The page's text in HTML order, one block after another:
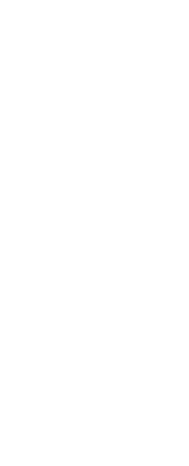
Low OG Voodoo
Low OG SP Olive